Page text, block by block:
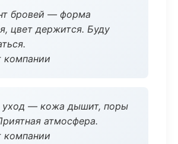
бровей — форма
цвет держится. Буду
компании
уход — кожа дышит, поры
атмосфера.
компании